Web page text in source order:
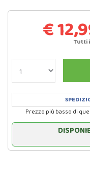
€ Tutti
Prezzo più basso di